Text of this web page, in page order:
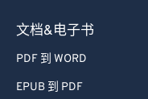
文档&电子书
PDF 到 WORD
EPUB 到 PDF